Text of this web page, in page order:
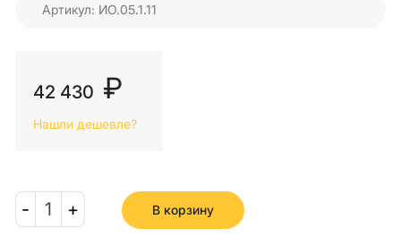
Артикул: ИО.05.1.11
42 430 ₽
Нашли дешевле?
- 1 + В корзину